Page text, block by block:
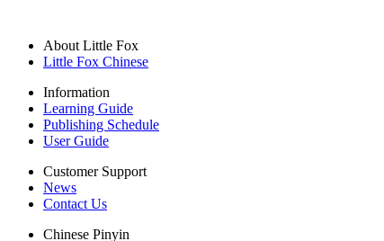
About Little Fox
Little Fox Chinese
Information
Learning Guide
Publishing Schedule
User Guide
Customer Support
News
Contact Us
Chinese Pinyin